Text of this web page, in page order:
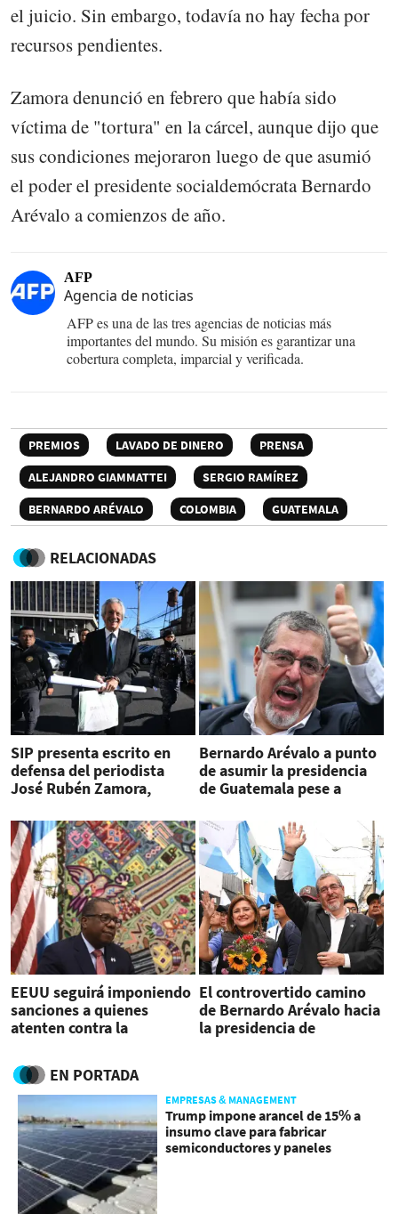
el juicio. Sin embargo, todavía no hay fecha por
recursos pendientes.
Zamora denunció en febrero que había sido
víctima de "tortura" en la cárcel, aunque dijo que
sus condiciones mejoraron luego de que asumió
el poder el presidente socialdemócrata Bernardo
Arévalo a comienzos de año.
AFP
Agencia de noticias
AFP es una de las tres agencias de noticias más
importantes del mundo. Su misión es garantizar una
cobertura completa, imparcial y verificada.
PREMIOS LAVADO DE DINERO
PRENSA
ALEJANDRO GIAMMATTEI
SERGIO RAMÍREZ
BERNARDO ARÉVALO
COLOMBIA GUATEMALA
RELACIONADAS
SIP presenta escrito en
defensa del periodista
José Rubén Zamora,
Bernardo Arévalo a punto
de asumir la presidencia
de Guatemala pese a
EEUU seguirá imponiendo
sanciones a quienes
atenten contra la
El controvertido camino
de Bernardo Arévalo hacia
la presidencia de
EN PORTADA
EMPRESAS & MANAGEMENT
Trump impone arancel de 15% a
insumo clave para fabricar
semiconductores y paneles